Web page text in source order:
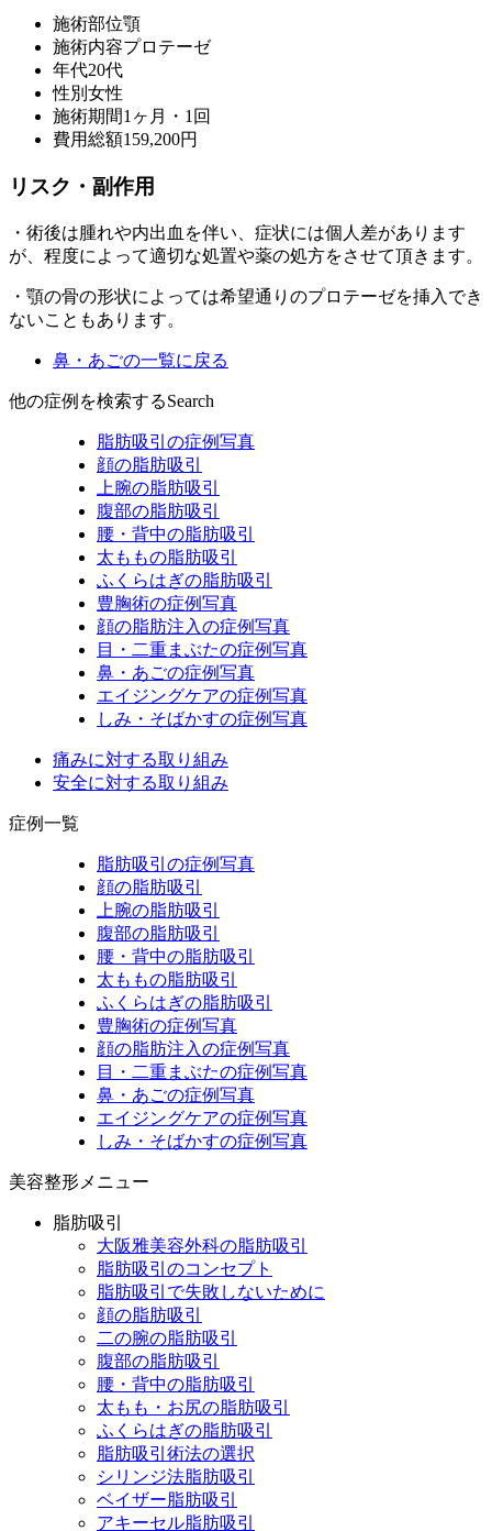
施術部位顎
施術内容プロテーゼ
年代20代
性別 女性
施術期間1ヶ月・1回
費用総額159,200円
リスク・副作用
・術後は腫れや内出血を伴い、症状には個人差があります
が、程度によって適切な処置や薬の処方をさせて頂きます。
・顎の骨の形状によっては希望通りのプロテーゼを挿入でき
ないこともあります。
鼻・あごの一覧に戻る
他の症例を検索するSearch
脂肪吸引の症例写真
顔の脂肪吸引
上腕の脂肪吸引
腹部の脂肪吸引
腰・背中の脂肪吸引
太ももの脂肪吸引
ふくらはぎの脂肪吸引
豊胸術の症例写真
顔の脂肪注入の症例写真
目・二重まぶたの症例写真
鼻・あごの症例写真
エイジングケアの症例写真
しみ・そばかすの症例写真
痛みに対する取り組み
安全に対する取り組み
症例一覧
脂肪吸引の症例写真
顔の脂肪吸引
上腕の脂肪吸引
腹部の脂肪吸引
腰・背中の脂肪吸引
太ももの脂肪吸引
ふくらはぎの脂肪吸引
豊胸術の症例写真
顔の脂肪注入の症例写真
目・二重まぶたの症例写真
鼻・あごの症例写真
エイジングケアの症例写真
しみ・そばかすの症例写真
美容整形メニュー
脂肪吸引
大阪雅美容外科の脂肪吸引
脂肪吸引のコンセプト
脂肪吸引で失敗しないために
顔の脂肪吸引
二の腕の脂肪吸引
腹部の脂肪吸引
腰・背中の脂肪吸引
太もも・お尻の脂肪吸引
ふくらはぎの脂肪吸引
脂肪吸引術法の選択
シリンジ法脂肪吸引
ベイザー脂肪吸引
アキーセル脂肪吸引